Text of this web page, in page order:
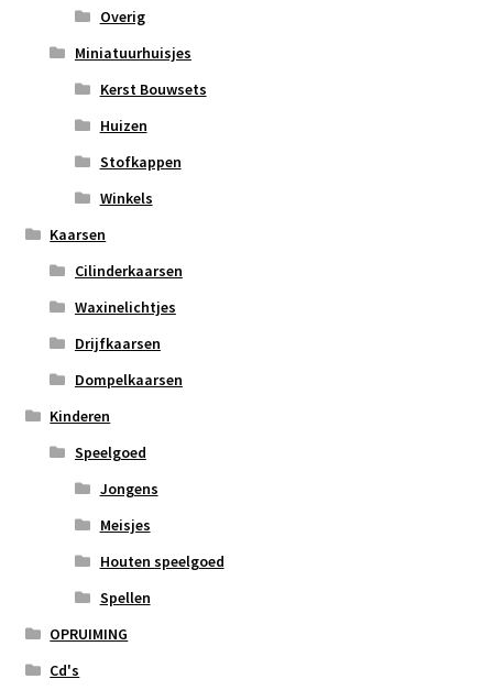
Overig
Miniatuurhuisjes
Kerst Bouwsets
Huizen
Stofkappen
Winkels
Kaarsen
Cilinderkaarsen
Waxinelichtjes
Drijfkaarsen
Dompelkaarsen
Kinderen
Speelgoed
Jongens
Meisjes
Houten speelgoed
Spellen
OPRUIMING
Cd's